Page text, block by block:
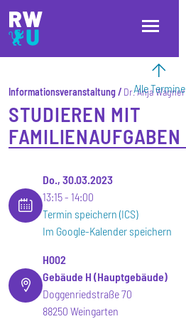
Direkt zum Inhalt
Direkt zur Hauptnavigation
Direkt zum Fußbereich
Alle Termine
Informationsveranstaltung Dr. Anja Wagner
STUDIEREN MIT
FAMILIENAUFGABEN
Do., 30.03.2023
13:15
14:00
Termin speichern (ICS)
Im Google-Kalender speichern
H002
Gebäude H (Hauptgebäude)
Doggenriedstraße 70
88250 Weingarten